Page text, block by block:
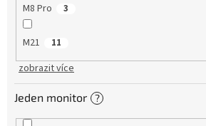
M8 Pro 3
M21 11
zobrazit více
Jeden monitor ?